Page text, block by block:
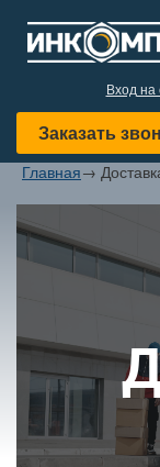
Вход на
Заказать
Главная→